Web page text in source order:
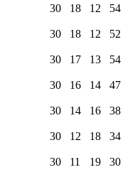
30 18 12 54
30 18 12 52
30 17 13 54
30 16 14 47
30 14 16 38
30 12 18 34
30 11 19 30